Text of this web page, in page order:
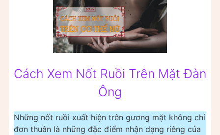
Cách Xem Nốt Ruồi Trên Mặt Đàn
Ông
Những nốt ruồi xuất hiện trên gương mặt không chỉ
đơn thuần là những đặc điểm nhận dạng riêng của